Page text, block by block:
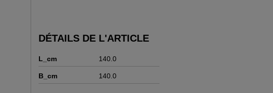
DÉTAILS DE L'ARTICLE
L_cm 140.0
B_cm 140.0